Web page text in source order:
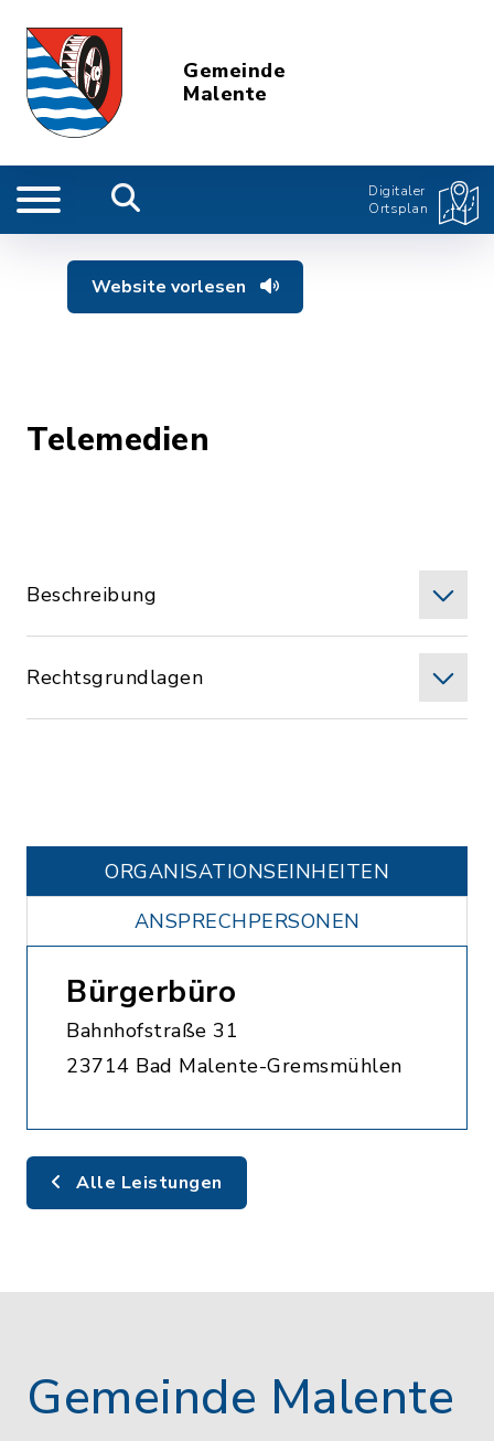
Gemeinde
Malente
Digitaler
Ortsplan
Website vorlesen
Telemedien
Beschreibung
Rechtsgrundlagen
ORGANISATIONS­EINHEITEN
ANSPRECHPERSONEN
Bürgerbüro
Bahnhofstraße 31
23714 Bad Malente-Gremsmühlen
Alle Leistungen
Gemeinde Malente